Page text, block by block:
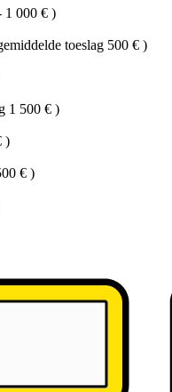
1 000 € )
toeslag 500 € )
1 500 € )
)
€ )